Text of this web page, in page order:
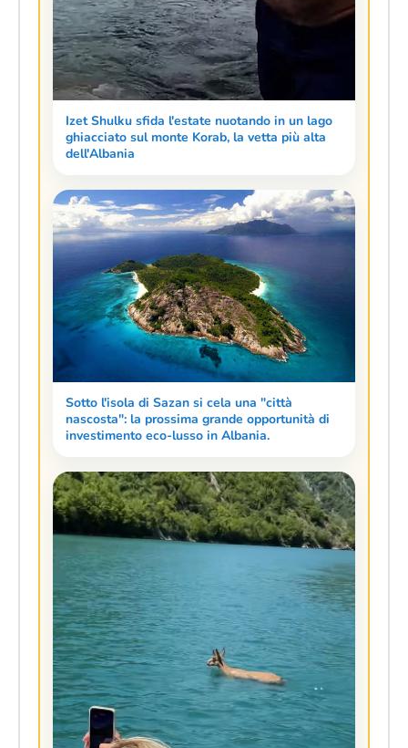
Izet Shulku sfida l'estate nuotando in un lago
ghiacciato sul monte Korab, la vetta più alta
dell'Albania
Sotto l'isola di Sazan si cela una "città
nascosta": la prossima grande opportunità di
investimento eco-lusso in Albania.